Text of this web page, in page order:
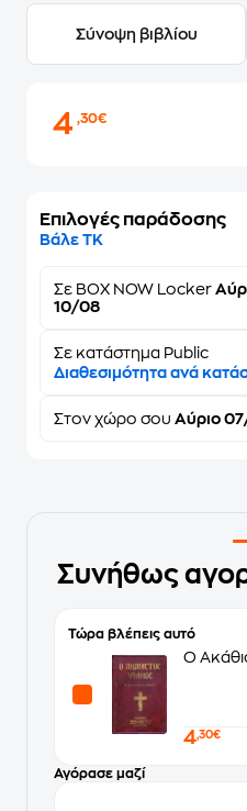
Σύνοψη βιβλίου
4,30€
Επιλογές παράδοσης
Βάλε ΤΚ
Σε BOX NOW Locker
10/08
Σε κατάστημα Public
Διαθεσιμότητα ανά
Στον χώρο σου Αύριο
Συνήθως
Τώρα βλέπεις αυτό
Ο
4,30€
Αγόρασε μαζί